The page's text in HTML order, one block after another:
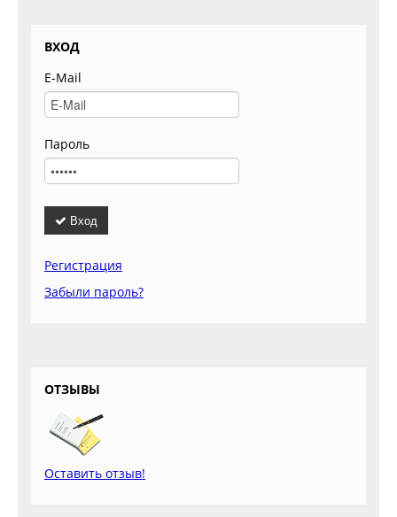
ВХОД
E-Mail
Пароль
Вход
Регистрация
Забыли пароль?
ОТЗЫВЫ
Оставить отзыв!